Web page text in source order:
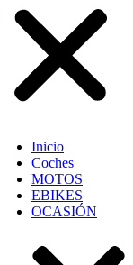
Inicio
Coches
MOTOS
EBIKES
OCASIÓN